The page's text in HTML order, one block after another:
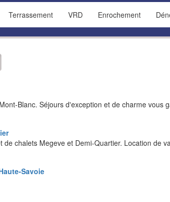
Terrassement VRD Enrochement
Blanc. Séjours d'exception et de charme vous
chalets Megeve et Demi-Quartier. Location de
Savoie